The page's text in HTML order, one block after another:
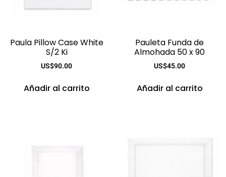
Paula Pillow Case White
S/2 Ki
US$90.00
Añadir al carrito
Pauleta Funda de
Almohada 50 x 90
US$45.00
Añadir al carrito